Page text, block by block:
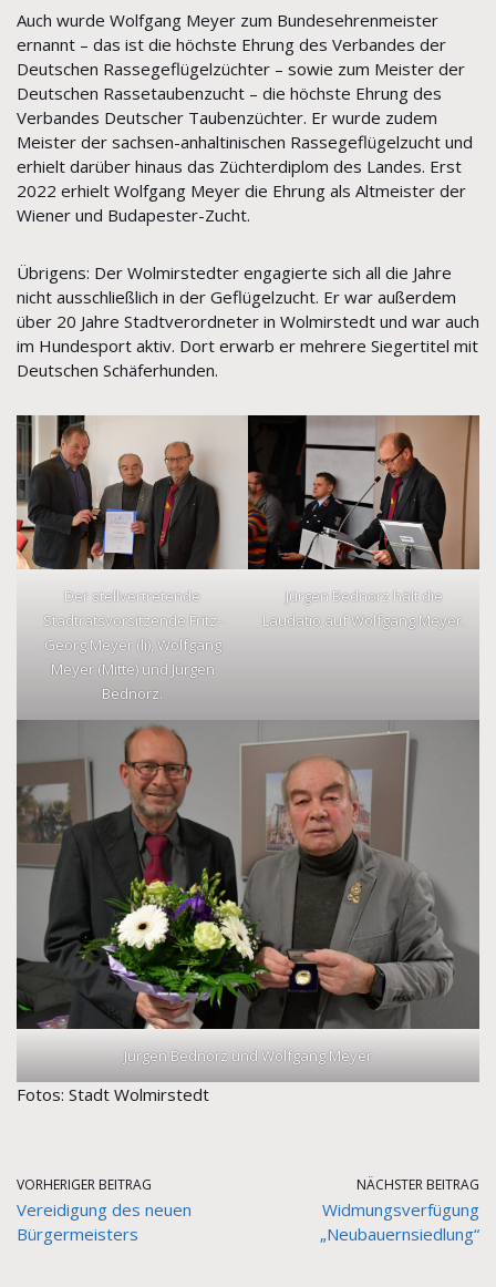
Auch wurde Wolfgang Meyer zum Bundesehrenmeister
ernannt – das ist die höchste Ehrung des Verbandes der
Deutschen Rassegeflügelzüchter – sowie zum Meister der
Deutschen Rassetaubenzucht – die höchste Ehrung des
Verbandes Deutscher Taubenzüchter. Er wurde zudem
Meister der sachsen-anhaltinischen Rassegeflügelzucht und
erhielt darüber hinaus das Züchterdiplom des Landes. Erst
2022 erhielt Wolfgang Meyer die Ehrung als Altmeister der
Wiener und Budapester-Zucht.
Übrigens: Der Wolmirstedter engagierte sich all die Jahre
nicht ausschließlich in der Geflügelzucht. Er war außerdem
über 20 Jahre Stadtverordneter in Wolmirstedt und war auch
im Hundesport aktiv. Dort erwarb er mehrere Siegertitel mit
Deutschen Schäferhunden.
Der stellvertretende
Stadtratsvorsitzende Fritz-
Georg Meyer (li), Wolfgang
Meyer (Mitte) und Jürgen
Bednorz.
Jürgen Bednorz hält die
Laudatio auf Wolfgang Meyer.
Jürgen Bednorz und Wolfgang Meyer
Fotos: Stadt Wolmirstedt
VORHERIGER BEITRAG
Vereidigung des neuen
Bürgermeisters
NÄCHSTER BEITRAG
Widmungsverfügung
„Neubauernsiedlung“